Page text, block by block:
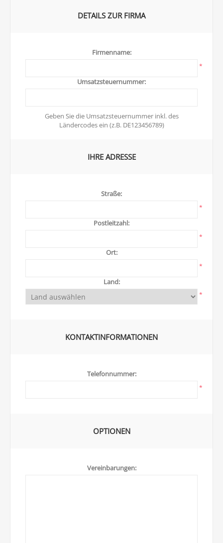
DETAILS ZUR FIRMA
Firmenname:
*
Umsatzsteuernummer:
Geben Sie die Umsatzsteuernummer inkl. des
Ländercodes ein (z.B. DE123456789)
IHRE ADRESSE
Straße:
*
Postleitzahl:
*
Ort:
*
Land:
*
KONTAKTINFORMATIONEN
Telefonnummer:
*
OPTIONEN
Vereinbarungen: